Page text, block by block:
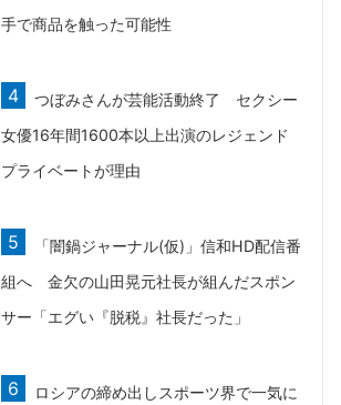
手で商品を触った可能性
つぼみさんが芸能活動終了 セクシー
女優16年間1600本以上出演のレジェンド
プライベートが理由
「闇鍋ジャーナル(仮)」信和HD配信番
組へ 金欠の山田晃元社長が組んだスポン
サー「エグい『脱税』社長だった」
ロシアの締め出しスポーツ界で一気に